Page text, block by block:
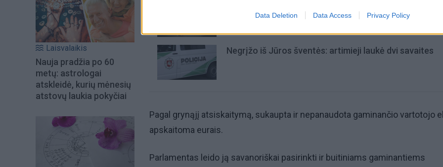
Data Deletion Data Access Privacy Policy
Laisvalaikis
Nauja pradžia po 60
metų: astrologai
atskleidė, kurių mėnesių
atstovų laukia pokyčiai
Negrįžo iš Jūros šventės: artimieji laukė dvi savaites
Pagal grynąjį atsiskaitymą, sukaupta ir nepanaudota gaminančio vartotojo
apskaitoma eurais.
Parlamentas leido ją savanoriškai pasirinkti ir buitiniams gaminantiems